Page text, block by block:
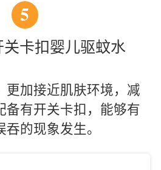
5
关卡扣婴儿驱蚊水
更加接近肌肤环境，减
备有开关卡扣，能够有
的现象发生。